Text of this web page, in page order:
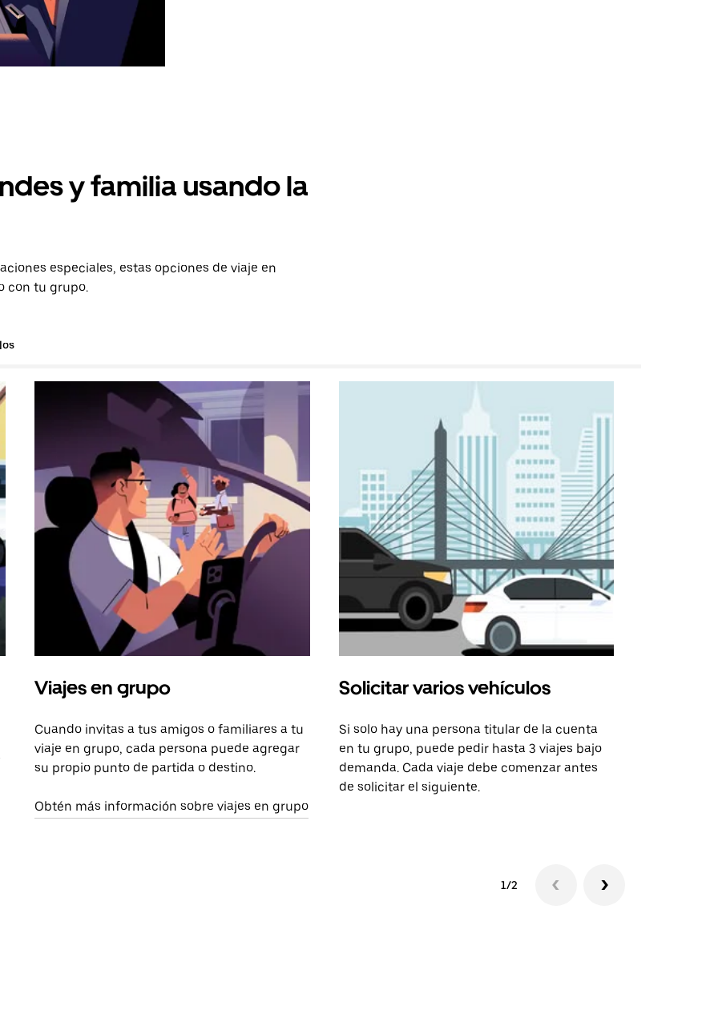
y familia usando la
especiales, estas opciones de viaje en
con tu grupo.
Viajes en grupo
Cuando invitas a tus amigos o familiares a tu
viaje en grupo, cada persona puede agregar
su propio punto de partida o destino.
Obtén más información sobre viajes en grupo
Solicitar varios vehículos
Si solo hay una persona titular de la cuenta
en tu grupo, puede pedir hasta 3 viajes bajo
demanda. Cada viaje debe comenzar antes
de solicitar el siguiente.
1/2